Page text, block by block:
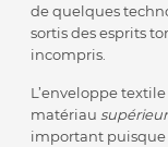
de quelques
sortis des esprits
incompris.
L’enveloppe
matériau supérieur
important puisque